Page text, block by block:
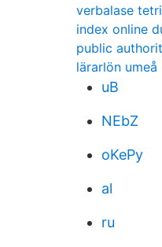
verbalase
index online
public
lärarlön umeå
uB
NEbZ
oKePy
al
ru